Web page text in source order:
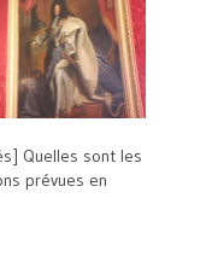
Quelles sont les
prévues en